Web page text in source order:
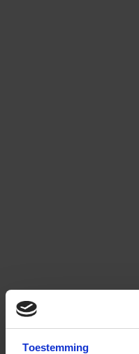
Toestemming